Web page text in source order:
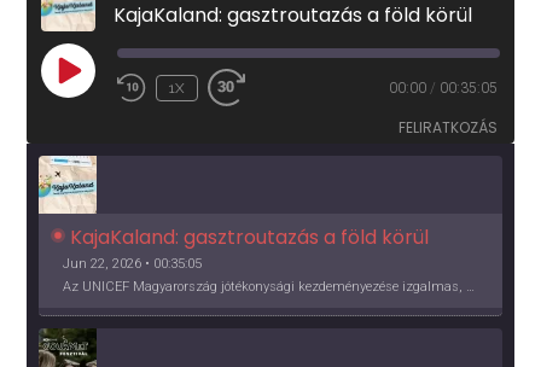
KajaKaland: gasztroutazás a föld körül
PLAY
EPISODE
1X 00:00 / 00:35:05
FELIRATKOZÁS
KajaKaland: gasztroutazás a föld körül
Jun 22, 2026 • 00:35:05
Az UNICEF Magyarország jótékonysági kezdeményezése izgalmas, egész éves világkörüli ízutazásra hív, igazi családi program és gasztroedukáció, illetve segítség a rászorulóknak is egyben.